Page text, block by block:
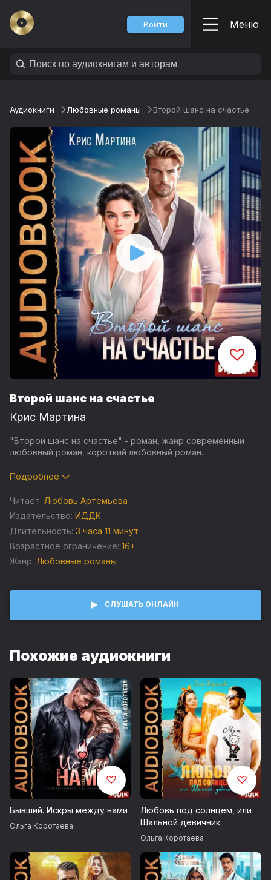
Войти Меню
Аудиокниги Любовные романы Второй шанс на счастье
Второй шанс на счастье
Крис Мартина
"Второй шанс на счастье" - роман, жанр современный
любовный роман, короткий любовный роман.
Анна мечтала о звездах, софитах и славе, но из-за
руках. Выжив и не сломавшись, она никак не думала, что в
наконец-то ставшую размеренной жизнь, снова ворвется
он: ее любовь и яд, когда-то по нелепой случайности
отравивший мечты.
Jason Shaw / Cool Ride
Запись 2025 г.
© Мартина Крис
© ИДДК
Подробнее
Читает: Любовь Артемьева
Издательство: ИДДК
Длительность: 3 часа 11 минут
Возрастное ограничение: 16+
Жанр: Любовные романы
СЛУШАТЬ ОНЛАЙН
Похожие аудиокниги
Бывший. Искры между нами
Ольга Коротаева
Любовь под солнцем, или
Шальной девичник
Ольга Коротаева